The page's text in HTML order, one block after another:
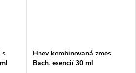
s
Hnev kombinovaná zmes
Bach. esencií 30 ml